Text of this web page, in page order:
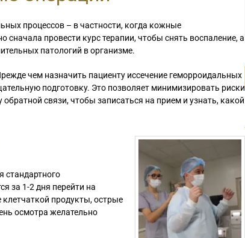
процессов – в частности, когда кожные
провести курс терапии, чтобы снять воспаление, а
патологий в организме.
чем назначить пациенту иссечение геморроидальных
подготовку. Это позволяет минимизировать риски
связи, чтобы записаться на прием и узнать, какой
стандартного
за 1-2 дня перейти на
продукты, острые
осмотра желательно